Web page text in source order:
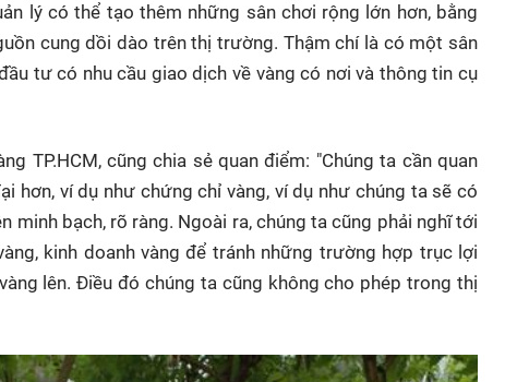
lý có thể tạo thêm những sân chơi rộng lớn hơn, bằng
cung dồi dào trên thị trường. Thậm chí là có một sân
tư có nhu cầu giao dịch về vàng có nơi và thông tin cụ
TP.HCM, cũng chia sẻ quan điểm: "Chúng ta cần quan
hơn, ví dụ như chứng chỉ vàng, ví dụ như chúng ta sẽ có
bạch, rõ ràng. Ngoài ra, chúng ta cũng phải nghĩ tới
kinh doanh vàng để tránh những trường hợp trục lợi
lên. Điều đó chúng ta cũng không cho phép trong thị